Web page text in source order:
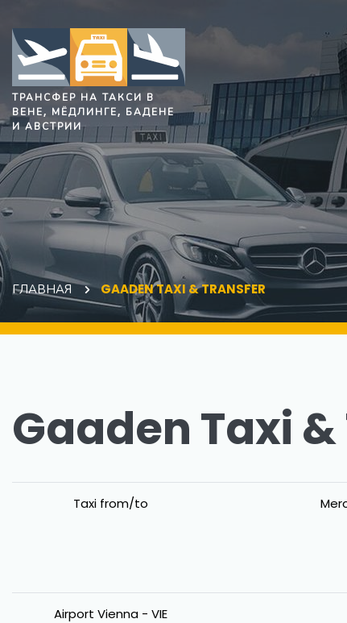
ТРАНСФЕР НА ТАКСИ В
ВЕНЕ, МЁДЛИНГЕ, БАДЕНЕ
И АВСТРИИ
ГЛАВНАЯ GAADEN TAXI & TRANSFER
Gaaden Taxi
Taxi from/to
Airport Vienna - VIE